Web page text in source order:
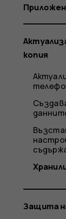
копия
Защита